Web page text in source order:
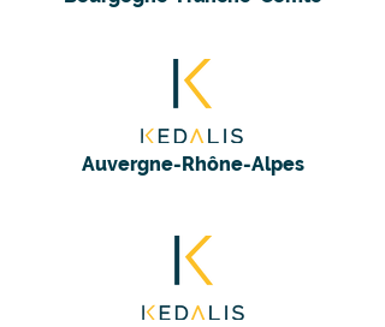
Auvergne-Rhône-Alpes